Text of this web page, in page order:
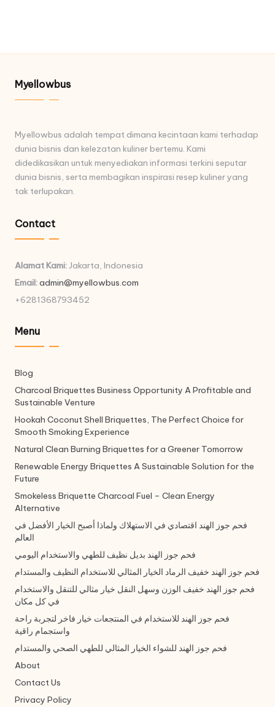
Myellowbus
Myellowbus adalah tempat dimana kecintaan kami terhadap
dunia bisnis dan kelezatan kuliner bertemu. Kami
didedikasikan untuk menyediakan informasi terkini seputar
dunia bisnis, serta membagikan inspirasi resep kuliner yang
tak terlupakan.
Contact
Alamat Kami:Jakarta, Indonesia
Email:admin@myellowbus.com
+6281368793452
Menu
Blog
Charcoal Briquettes Business Opportunity A Profitable and
Sustainable Venture
Hookah Coconut Shell Briquettes, The Perfect Choice for
Smooth Smoking Experience
Natural Clean Burning Briquettes for a Greener Tomorrow
Renewable Energy Briquettes A Sustainable Solution for the
Future
Smokeless Briquette Charcoal Fuel – Clean Energy
Alternative
فحم جوز الهند اقتصادي في الاستهلاك ولماذا أصبح الخيار الأفضل في
العالم
فحم جوز الهند بديل نظيف للطهي والاستخدام اليومي
فحم جوز الهند خفيف الرماد الخيار المثالي للاستخدام النظيف والمستدام
فحم جوز الهند خفيف الوزن وسهل النقل خيار مثالي للتنقل والاستخدام
في كل مكان
فحم جوز الهند للاستخدام في المنتجعات خيار فاخر لتجربة راحة
واستجمام راقية
فحم جوز الهند للشواء الخيار المثالي للطهي الصحي والمستدام
About
Contact Us
Privacy Policy